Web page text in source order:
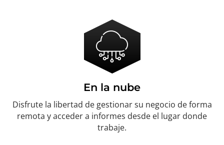
En la nube
Disfrute la libertad de gestionar su negocio de forma
remota y acceder a informes desde el lugar donde
trabaje.